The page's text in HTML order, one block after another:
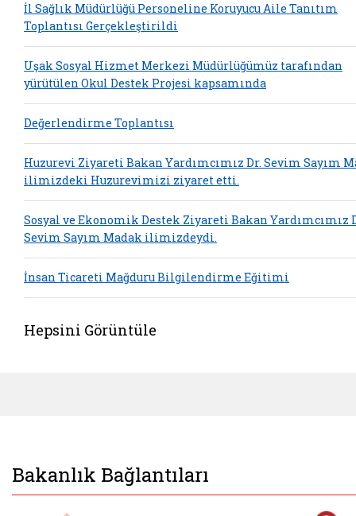
İl Sağlık Müdürlüğü Personeline Koruyucu Aile Tanıtım
Toplantısı Gerçekleştirildi
Uşak Sosyal Hizmet Merkezi Müdürlüğümüz tarafından
yürütülen Okul Destek Projesi kapsamında
Değerlendirme Toplantısı
Huzurevi Ziyareti Bakan Yardımcımız Dr. Sevim Sayım
ilimizdeki Huzurevimizi ziyaret etti.
Sosyal ve Ekonomik Destek Ziyareti Bakan Yardımcımız
Sevim Sayım Madak ilimizdeydi.
İnsan Ticareti Mağduru Bilgilendirme Eğitimi
Hepsini Görüntüle
Bakanlık Bağlantıları